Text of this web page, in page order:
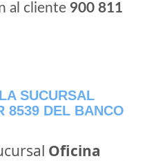
al cliente 900 811
SUCURSAL
8539 DEL BANCO
Oficina